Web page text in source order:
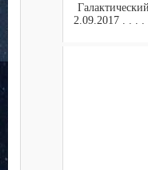
2.09.2017 . . .